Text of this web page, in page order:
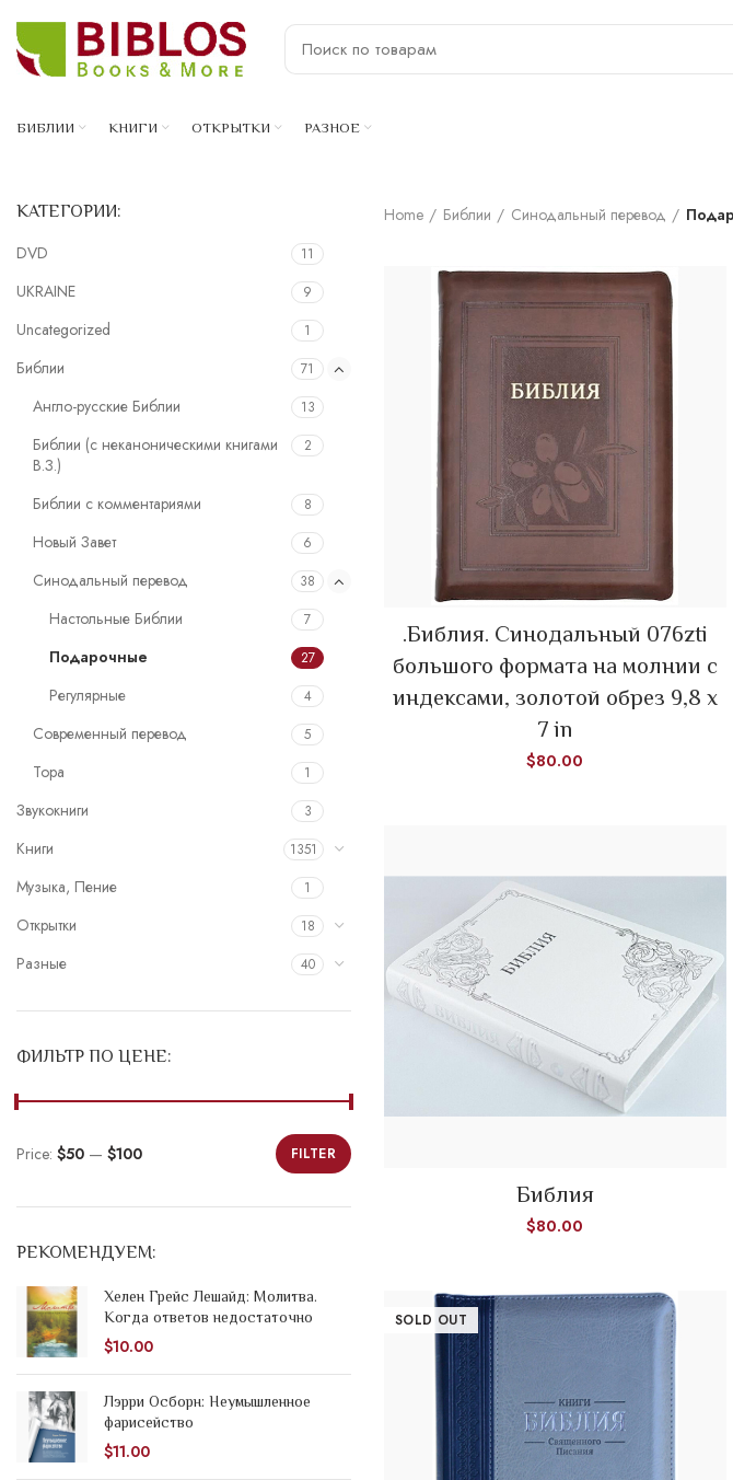
БИБЛИИ КНИГИ ОТКРЫТКИ РАЗНОЕ
КАТЕГОРИИ:
DVD 11
UKRAINE 9
Uncategorized 1
Библии 71
Англо-русские Библии 13
Библии (с неканоническими книгами
В.З.)
2
Библии с комментариями 8
Новый Завет 6
Синодальный перевод 38
Настольные Библии 7
Подарочные 27
Регулярные 4
Современный перевод 5
Тора 1
Звукокниги 3
Книги 1351
Музыка, Пение 1
Открытки 18
Разные 40
ФИЛЬТР ПО ЦЕНЕ:
FILTER
Price: $50 — $100
РЕКОМЕНДУЕМ:
Хелен Грейс Лешайд: Молитва.
Когда ответов недостаточно
$10.00
Лэрри Осборн: Неумышленное
фарисейство
$11.00
Home Библии Синодальный перевод
ADD TO CART
.Библия. Синодальный 076zti
большого формата на молнии с
индексами, золотой обрез 9,8 х
7 in
$80.00
ADD TO CART
Библия
$80.00
SOLD OUT